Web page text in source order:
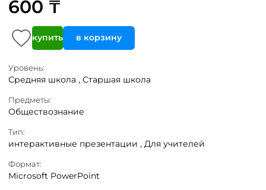
600 ₸
купить в корзину
Уровень:
Средняя школа , Старшая школа
Предметы:
Обществознание
Тип:
интерактивные презентации , Для учителей
Формат:
Microsoft PowerPoint